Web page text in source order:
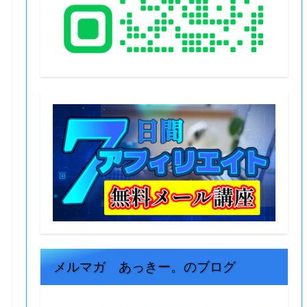
メルマガ あっきー。のブログ